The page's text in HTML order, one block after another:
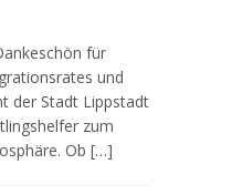
für
und
der Stadt Lippstadt
zum
Ob […]